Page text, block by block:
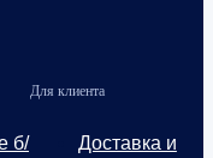
б/
Для клиента
Доставка и